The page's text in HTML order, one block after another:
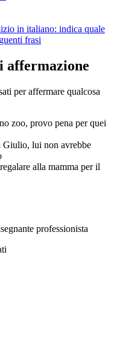
in italiano: indica quale
frasi
affermazione
per affermare qualcosa
zoo, provo pena per quei
Giulio, lui non avrebbe
alla mamma per il
professionista